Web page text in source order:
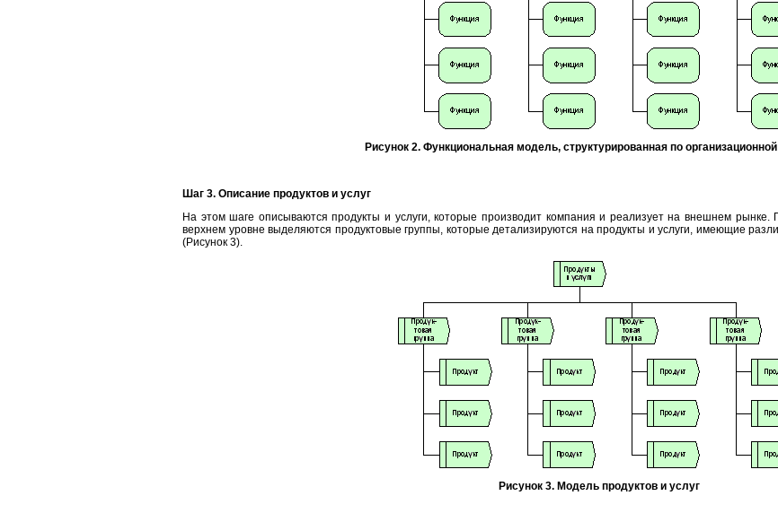
Рисунок 2. Функциональная модель, структурированная по
Шаг 3. Описание продуктов и услуг
На этом шаге описываются продукты и услуги, которые производит компания и реализует на внешнем рынке.
верхнем уровне выделяются продуктовые группы, которые детализируются на продукты и услуги, имеющие
(Рисунок 3).
Рисунок 3. Модель продуктов и услуг